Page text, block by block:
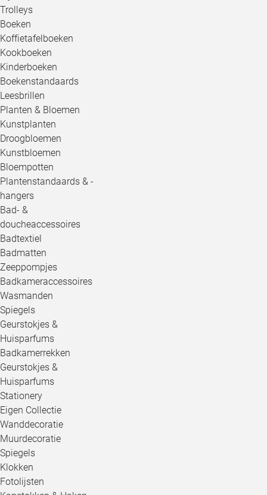
Trolleys
Boeken
Koffietafelboeken
Kookboeken
Kinderboeken
Boekenstandaards
Leesbrillen
Planten & Bloemen
Kunstplanten
Droogbloemen
Kunstbloemen
Bloempotten
Plantenstandaards & -
hangers
Bad- &
doucheaccessoires
Badtextiel
Badmatten
Zeeppompjes
Badkameraccessoires
Wasmanden
Spiegels
Geurstokjes &
Huisparfums
Badkamerrekken
Geurstokjes &
Huisparfums
Stationery
Eigen Collectie
Wanddecoratie
Muurdecoratie
Spiegels
Klokken
Fotolijsten